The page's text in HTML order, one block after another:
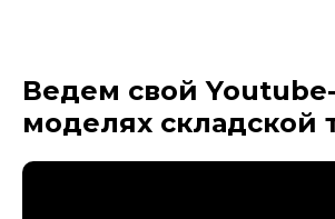
Ведем свой
моделях складской